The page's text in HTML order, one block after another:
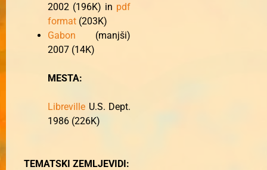
2002 (196K) in pdf
format (203K)
Gabon (manjši)
2007 (14K)
MESTA:
Libreville U.S. Dept.
1986 (226K)
TEMATSKI ZEMLJEVIDI: